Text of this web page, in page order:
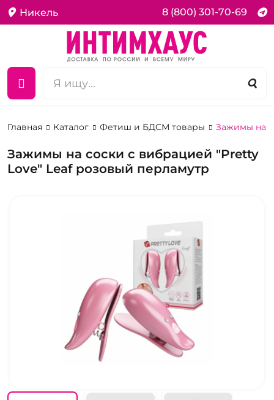
Никель 8 (800) 301-70-69
Главная Каталог Фетиш и БДСМ товары Зажимы на
Зажимы на соски с вибрацией "Pretty
Love" Leaf розовый перламутр